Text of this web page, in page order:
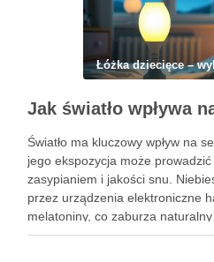
Łóżka dziecięce –
Światło ma kluczowy wpływ na
jego ekspozycja może
zasypianiem i jakości snu.
przez urządzenia elektroniczne
melatoniny, co zaburza
drugiej strony, lampka nocna